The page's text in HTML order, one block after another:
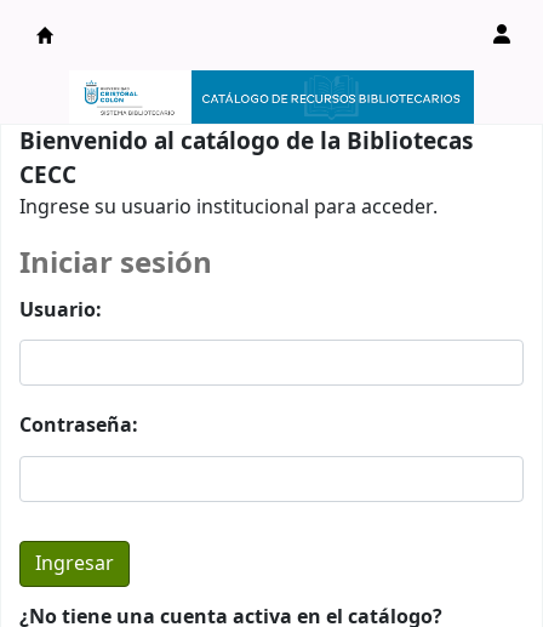
Catálogo en línea
Bienvenido al catálogo de la Bibliotecas
CECC
Ingrese su usuario institucional para acceder.
Iniciar sesión
Usuario:
Contraseña:
¿No tiene una cuenta activa en el catálogo?